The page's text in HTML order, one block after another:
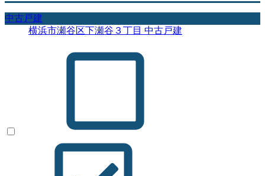
中古戸建
横浜市瀬谷区下瀬谷３丁目 中古戸建